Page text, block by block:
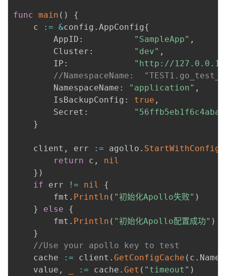
func main ( )
{
	c
:= &config . AppConfig{
		AppID
: "SampleApp" ,
		Cluster
: "dev" ,
		IP
:
"http://
//NamespaceName:
		NamespaceName
: "application" ,
		IsBackupConfig
: true ,
		Secret
:
}
	client
, err := agollo . StartWithConfig
return c ,
nil
} )
if err != nil
{
		fmt
. Println ( "初始化Apollo失败" )
}
else
{
		fmt
. Println ( "初始化Apollo配置成功" )
}
//Use your apollo key to test
	cache
:= client . GetConfigCache ( c .
	value
, := cache . Get ( "timeout" )